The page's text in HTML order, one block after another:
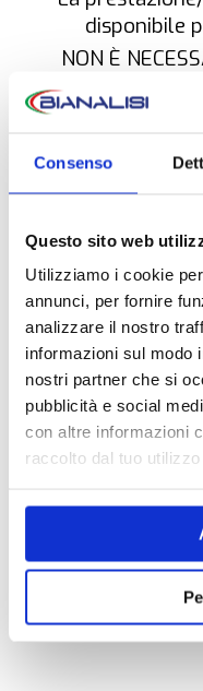
Consenso
Questo sito web
Utilizziamo i cookie
annunci, per fornire
analizzare il nostro
informazioni sul modo
nostri partner che si
pubblicità e social
con altre informazioni
raccolto dal tuo
disponibile
NON È
WhatsApp